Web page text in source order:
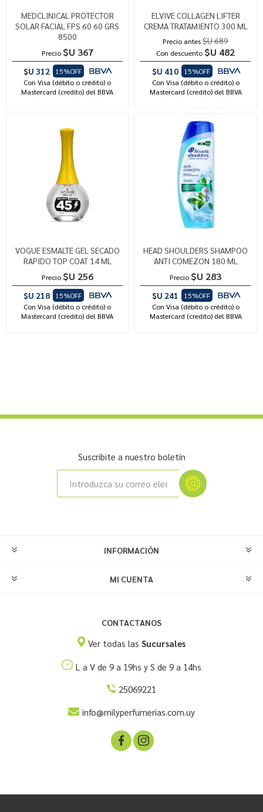
MEDCLINICAL PROTECTOR
SOLAR FACIAL FPS 60 60 GRS
8500
Precio $U 367
$U 312
15%OFF
Con Visa (débito o crédito) o
Mastercard (credito) del BBVA
ELVIVE COLLAGEN LIFTER
CREMA TRATAMIENTO 300 ML
Precio antes$U 689
Con descuento $U 482
$U 410
15%OFF
Con Visa (débito o crédito) o
Mastercard (credito) del BBVA
VOGUE ESMALTE GEL SECADO
RAPIDO TOP COAT 14 ML
Precio $U 256
$U 218
15%OFF
Con Visa (débito o crédito) o
Mastercard (credito) del BBVA
HEAD SHOULDERS SHAMPOO
ANTI COMEZON 180 ML
Precio $U 283
$U 241
15%OFF
Con Visa (débito o crédito) o
Mastercard (credito) del BBVA
Suscribite a nuestro boletín
INFORMACIÓN
MI CUENTA
CONTACTANOS
Ver todas las Sucursales
L a V de 9 a 19hs y S de 9 a 14hs
25069221
info@milyperfumerias.com.uy